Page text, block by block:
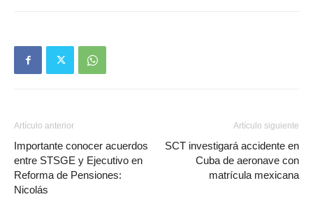
Artículo anterior
Importante conocer acuerdos
entre STSGE y Ejecutivo en
Reforma de Pensiones:
Nicolás
Artículo siguiente
SCT investigará accidente en
Cuba de aeronave con
matrícula mexicana